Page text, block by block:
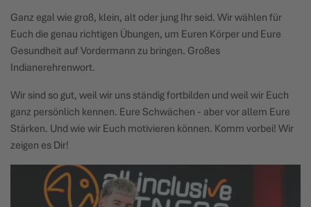
Ganz egal wie groß, klein, alt oder jung Ihr seid. Wir wählen für
Euch die genau richtigen Übungen, um Euren Körper und Eure
Gesundheit auf Vordermann zu bringen. Großes
Indianerehrenwort.
Wir sind so gut, weil wir uns ständig fortbilden und weil wir Euch
ganz persönlich kennen. Eure Schwächen - aber vor allem Eure
Stärken. Und wie wir Euch motivieren können. Komm vorbei! Wir
zeigen es Dir!